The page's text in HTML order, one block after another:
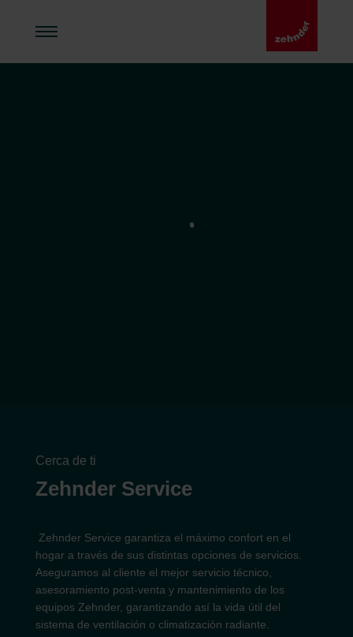
Cerca de ti
Zehnder Service
Zehnder Service garantiza el máximo confort en el
hogar a través de sus distintas opciones de servicios.
Aseguramos al cliente el mejor servicio técnico,
asesoramiento post-venta y mantenimiento de los
equipos Zehnder, garantizando así la vida útil del
sistema de ventilación o climatización radiante.